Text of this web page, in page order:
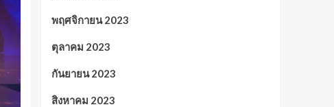
พฤศจิกายน 2023
ตุลาคม 2023
กันยายน 2023
สิงหาคม 2023